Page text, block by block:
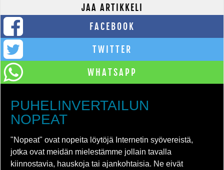
JAA ARTIKKELI
FACEBOOK
TWITTER
WHATSAPP
PUHELINVERTAILUN
NOPEAT
"Nopeat" ovat nopeita löytöjä Internetin syövereistä,
jotka ovat meidän mielestämme jollain tavalla
kiinnostavia, hauskoja tai ajankohtaisia. Ne eivät